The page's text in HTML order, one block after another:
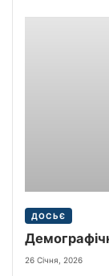
ДОСЬЄ
26 Січня, 2026